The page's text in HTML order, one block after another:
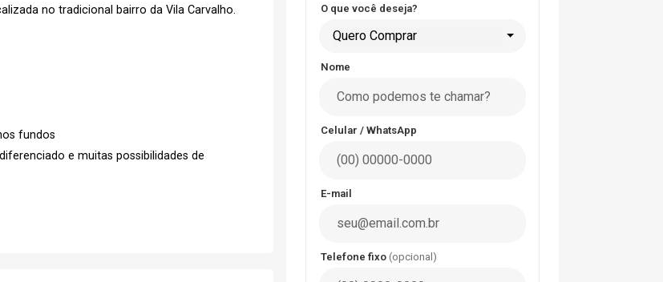
no tradicional bairro da Vila Carvalho.
fundos
e muitas possibilidades de
O que você deseja?
Quero Comprar
Nome
Celular / WhatsApp
E-mail
Telefone fixo (opcional)